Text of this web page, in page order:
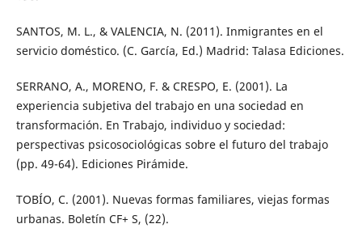
SANTOS, M. L., & VALENCIA, N. (2011). Inmigrantes en el
servicio doméstico. (C. García, Ed.) Madrid: Talasa Ediciones.
SERRANO, A., MORENO, F. & CRESPO, E. (2001). La
experiencia subjetiva del trabajo en una sociedad en
transformación. En Trabajo, individuo y sociedad:
perspectivas psicosociológicas sobre el futuro del trabajo
(pp. 49-64). Ediciones Pirámide.
TOBÍO, C. (2001). Nuevas formas familiares, viejas formas
urbanas. Boletín CF+ S, (22).